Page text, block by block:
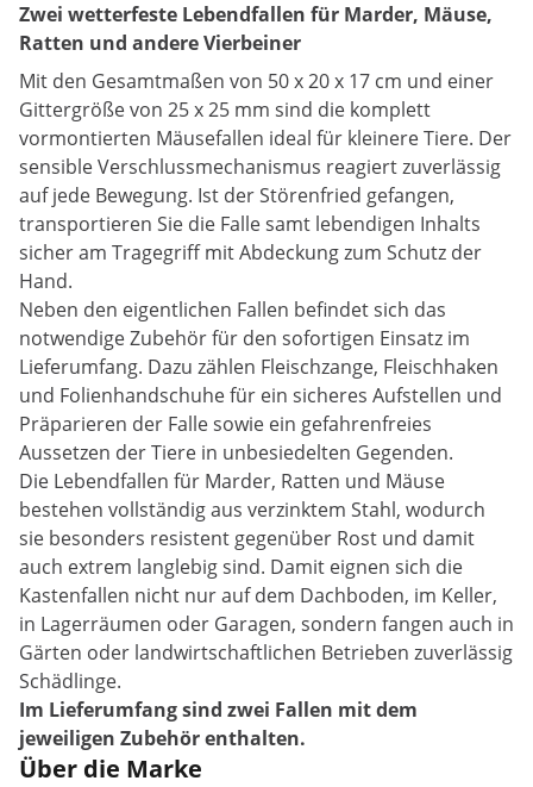
Zwei wetterfeste Lebendfallen für Marder, Mäuse,
Ratten und andere Vierbeiner
Mit den Gesamtmaßen von 50 x 20 x 17 cm und einer
Gittergröße von 25 x 25 mm sind die komplett
vormontierten Mäusefallen ideal für kleinere Tiere. Der
sensible Verschlussmechanismus reagiert zuverlässig
auf jede Bewegung. Ist der Störenfried gefangen,
transportieren Sie die Falle samt lebendigen Inhalts
sicher am Tragegriff mit Abdeckung zum Schutz der
Hand.
Neben den eigentlichen Fallen befindet sich das
notwendige Zubehör für den sofortigen Einsatz im
Lieferumfang. Dazu zählen Fleischzange, Fleischhaken
und Folienhandschuhe für ein sicheres Aufstellen und
Präparieren der Falle sowie ein gefahrenfreies
Aussetzen der Tiere in unbesiedelten Gegenden.
Die Lebendfallen für Marder, Ratten und Mäuse
bestehen vollständig aus verzinktem Stahl, wodurch
sie besonders resistent gegenüber Rost und damit
auch extrem langlebig sind. Damit eignen sich die
Kastenfallen nicht nur auf dem Dachboden, im Keller,
in Lagerräumen oder Garagen, sondern fangen auch in
Gärten oder landwirtschaftlichen Betrieben zuverlässig
Schädlinge.
Im Lieferumfang sind zwei Fallen mit dem
jeweiligen Zubehör enthalten.
Über die Marke